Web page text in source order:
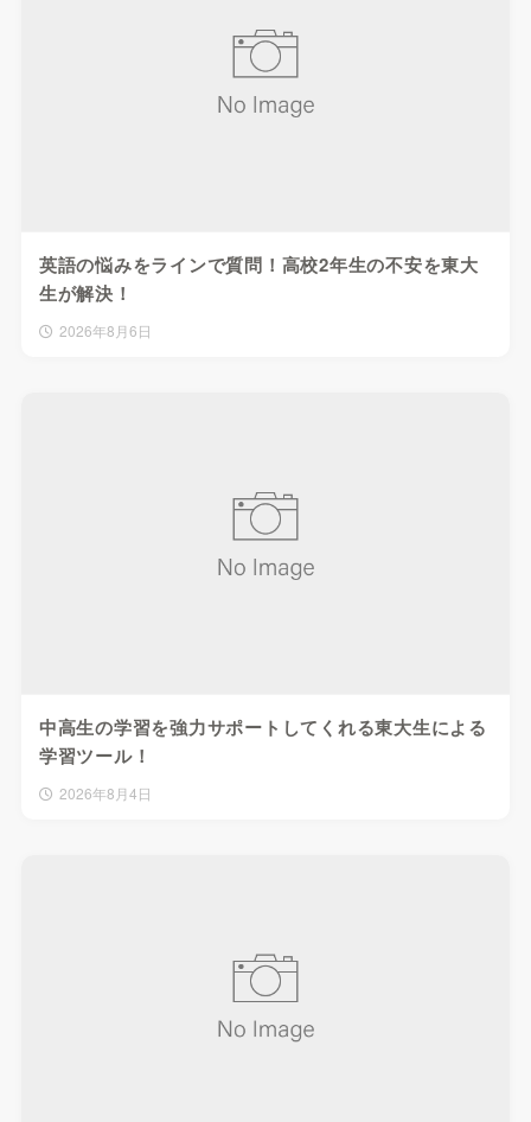
英語の悩みをラインで質問！高校2年生の不安を東大
生が解決！
2026年8月6日
中高生の学習を強力サポートしてくれる東大生による
学習ツール！
2026年8月4日